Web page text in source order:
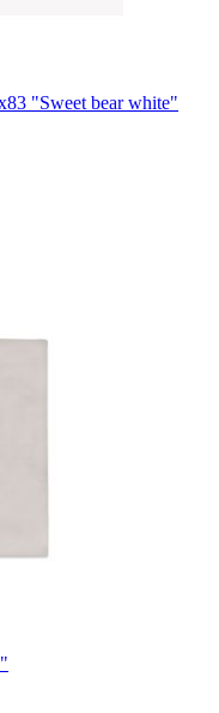
"Sweet bear white"